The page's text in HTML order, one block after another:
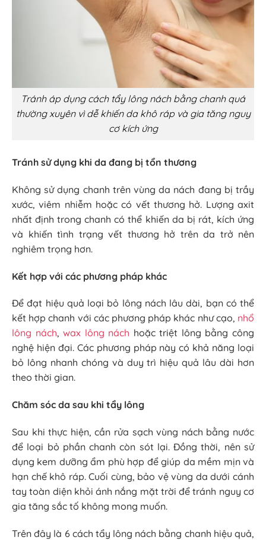
Tránh áp dụng cách tẩy lông nách bằng chanh quá
thường xuyên vì dễ khiến da khô ráp và gia tăng nguy
cơ kích ứng
Tránh sử dụng khi da đang bị tổn thương
Không sử dụng chanh trên vùng da nách đang bị trầy
xước, viêm nhiễm hoặc có vết thương hở. Lượng axit
nhất định trong chanh có thể khiến da bị rát, kích ứng
và khiến tình trạng vết thương hở trên da trở nên
nghiêm trọng hơn.
Kết hợp với các phương pháp khác
Để đạt hiệu quả loại bỏ lông nách lâu dài, bạn có thể
kết hợp chanh với các phương pháp khác như cạo, nhổ
lông nách,wax lông nách hoặc triệt lông bằng công
nghệ hiện đại. Các phương pháp này có khả năng loại
bỏ lông nhanh chóng và duy trì hiệu quả lâu dài hơn
theo thời gian.
Chăm sóc da sau khi tẩy lông
Sau khi thực hiện, cần rửa sạch vùng nách bằng nước
để loại bỏ phần chanh còn sót lại. Đồng thời, nên sử
dụng kem dưỡng ẩm phù hợp để giúp da mềm mịn và
hạn chế khô ráp. Cuối cùng, bảo vệ vùng da dưới cánh
tay toàn diện khỏi ánh nắng mặt trời để tránh nguy cơ
gia tăng sắc tố không mong muốn.
Trên đây là 6 cách tẩy lông nách bằng chanh hiệu quả,